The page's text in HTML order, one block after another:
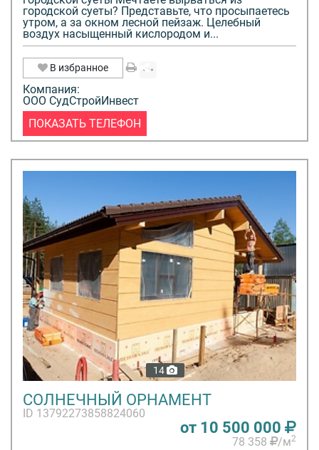
городской суеты? Представьте, что просыпаетесь
утром, а за окном лесной пейзаж. Целебный
воздух насыщенный кислородом и...
В избранное
Компания:
ООО СудСтройИнвест
ПОКАЗАТЬ ТЕЛЕФОН
14
СОЛНЕЧНЫЙ ОРНАМЕНТ
ID 13792273858824060
от 10 500 000
78 358 /м2